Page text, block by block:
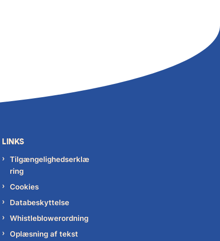
LINKS
Tilgængelighedserklæ
ring
Cookies
Databeskyttelse
Whistleblowerordning
Oplæsning af tekst